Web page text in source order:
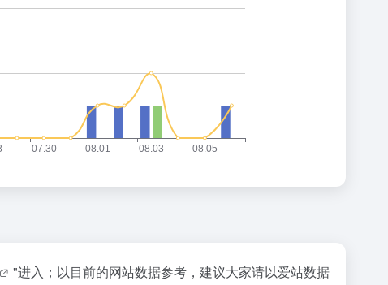
"进入；以目前的网站数据参考，建议大家请以爱站数据